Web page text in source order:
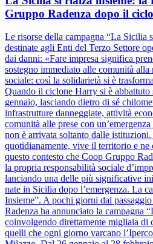
Gruppo Radenza dopo il
Le risorse della campagna “La Sicilia
destinate agli Enti del Terzo Settore
dai danni: «Fare impresa significa
sostegno immediato alle comunità alla
sociale: così la solidarietà si è
Quando il ciclone Harry si è
gennaio, lasciando dietro di sé
infrastrutture danneggiate, attività
comunità alle prese con
non è arrivata soltanto dalle
quotidianamente, vive il territorio e
questo contesto che Coop Gruppo
la propria responsabilità sociale
lanciando una delle più significative
nate in Sicilia dopo l’emergenza. La
Insieme”. A pochi giorni dal
Radenza ha annunciato la campagna
coinvolgendo direttamente migliaia di
quelli che ogni giorno varcano